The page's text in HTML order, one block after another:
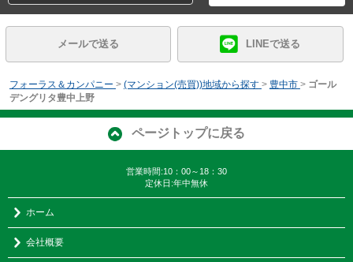
メールで送る LINEで送る
フォーラス＆カンパニー > (マンション(売買))地域から探す > 豊中市 > ゴール
デングリタ豊中上野
ページトップに戻る
営業時間:10：00～18：30
定休日:年中無休
ホーム
会社概要